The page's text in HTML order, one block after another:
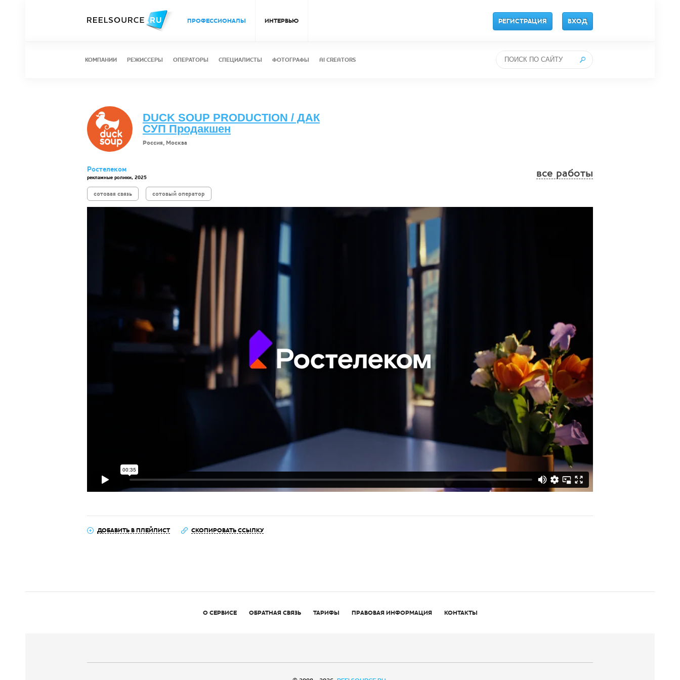
ПРОФЕССИОНАЛЫ ИНТЕРВЬЮ РЕГИСТРАЦИЯ ВХОД
КОМПАНИИ РЕЖИССЕРЫ ОПЕРАТОРЫ СПЕЦИАЛИСТЫ ФОТОГРАФЫ AI CREATORS
DUCK SOUP PRODUCTION / ДАК
СУП Продакшен
Россия, Москва
Ростелеком все работы
рекламные ролики, 2025
сотовая связь сотовый оператор
ДОБАВИТЬ В ПЛЕЙЛИСТ СКОПИРОВАТЬ ССЫЛКУ
О СЕРВИСЕ ОБРАТНАЯ СВЯЗЬ ТАРИФЫ ПРАВОВАЯ ИНФОРМАЦИЯ КОНТАКТЫ